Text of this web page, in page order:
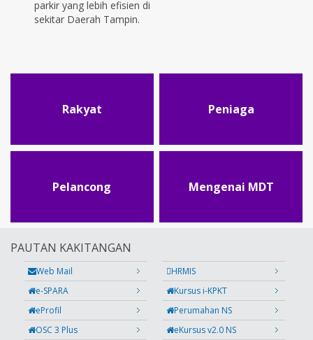
parkir yang lebih efisien di
sekitar Daerah Tampin.
Rakyat Peniaga
Pelancong Mengenai MDT
PAUTAN KAKITANGAN
Web Mail
HRMIS
e-SPARA
Kursus i-KPKT
eProfil
Perumahan NS
OSC 3 Plus
eKursus v2.0 NS